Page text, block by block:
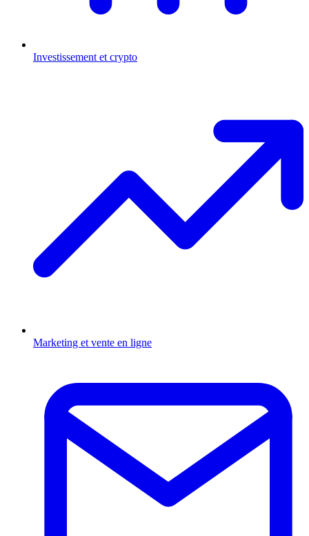
Investissement et crypto
Marketing et vente en ligne